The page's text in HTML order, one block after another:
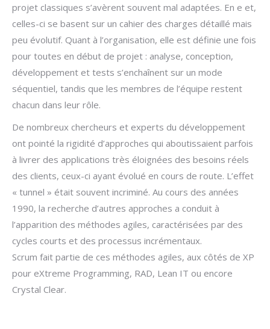
projet classiques s’avèrent souvent mal adaptées. En e et,
celles-ci se basent sur un cahier des charges détaillé mais
peu évolutif. Quant à l’organisation, elle est définie une fois
pour toutes en début de projet : analyse, conception,
développement et tests s’enchaînent sur un mode
séquentiel, tandis que les membres de l’équipe restent
chacun dans leur rôle.
De nombreux chercheurs et experts du développement
ont pointé la rigidité d’approches qui aboutissaient parfois
à livrer des applications très éloignées des besoins réels
des clients, ceux-ci ayant évolué en cours de route. L’effet
« tunnel » était souvent incriminé. Au cours des années
1990, la recherche d’autres approches a conduit à
l’apparition des méthodes agiles, caractérisées par des
cycles courts et des processus incrémentaux.
Scrum fait partie de ces méthodes agiles, aux côtés de XP
pour eXtreme Programming, RAD, Lean IT ou encore
Crystal Clear.